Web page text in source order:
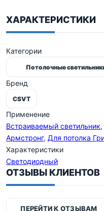
ХАРАКТЕРИСТИКИ
Категории
Потолочные
Бренд
CSVT
Применение
Встраиваемый светильник,
Армстронг, Для потолка
Характеристики
Светодиодный
ОТЗЫВЫ КЛИЕНТОВ
ПЕРЕЙТИ К ОТЗЫВАМ